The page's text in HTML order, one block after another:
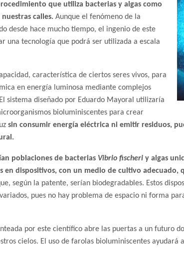
que utiliza bacterias y algas como
calles. Aunque el fenómeno de la
desde hace mucho tiempo, el ingenio de este
una tecnología que podrá ser utilizada a escala
característica de ciertos seres vivos, para
en energía luminosa mediante complejos
sistema diseñado por Eduardo Mayoral utilizaría
bioluminiscentes para crear
sin consumir energía eléctrica ni emitir residuos,
poblaciones de bacterias Vibrio fischeri y algas
en dispositivos, con un medio de cultivo adecuado,
según la patente, serían biodegradables. Estos
pues no hay problema de espacio ni forma
por este científico abre las puertas a un futuro
cielos. El uso de farolas bioluminiscentes ayudará